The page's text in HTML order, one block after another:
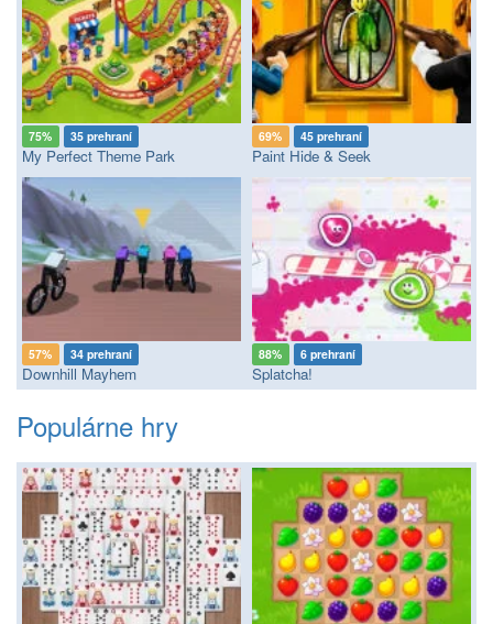
75% 35 prehraní
My Perfect Theme Park
69% 45 prehraní
Paint Hide & Seek
57% 34 prehraní
Downhill Mayhem
88% 6 prehraní
Splatcha!
Populárne hry